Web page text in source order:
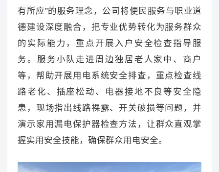
有所应”的服务理念，公司将便民服务与职业道
德建设深度融合，把专业优势转化为服务群众
的实际能力，重点开展入户安全检查指导服
务。服务小队走进周边独居老人家中、商户
等，帮助开展用电系统安全排查，重点检查线
路老化、插座松动、电器接地不良等安全隐
患，现场指出线路裸露、开关破损等问题，并
演示家用漏电保护器检查方法，让群众直观掌
握实用安全技能，确保群众用电安全。